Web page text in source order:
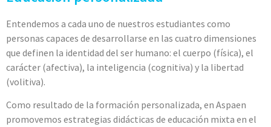
Entendemos a cada uno de nuestros estudiantes como
personas capaces de desarrollarse en las cuatro dimensiones
que definen la identidad del ser humano: el cuerpo (física), el
carácter (afectiva), la inteligencia (cognitiva) y la libertad
(volitiva).
Como resultado de la formación personalizada, en Aspaen
promovemos estrategias didácticas de educación mixta en el